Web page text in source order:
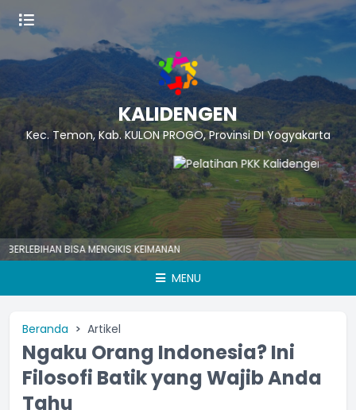
KALIDENGEN
Kec. Temon, Kab. KULON PROGO, Provinsi DI Yogyakarta
BISA MENGIKIS KEIMANAN
MENU
Beranda Artikel
Ngaku Orang Indonesia? Ini
Filosofi Batik yang Wajib Anda
Tahu